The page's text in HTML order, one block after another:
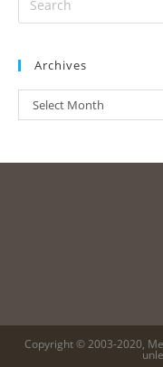
Archives
Select Month
Copyright © 2003-2020,